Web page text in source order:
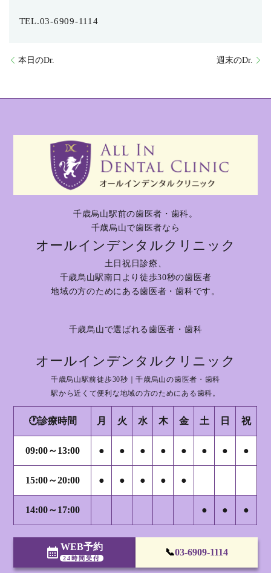
TEL.03-6909-1114
本日のDr. 週末のDr.
千歳烏山駅前の歯医者・歯科。
千歳烏山で歯医者なら
オールインデンタルクリニック
土日祝日診療、
千歳烏山駅南口より徒歩30秒の歯医者
地域の方のためにある歯医者・歯科です。
千歳烏山で選ばれる歯医者・歯科
オールインデンタルクリニック
千歳烏山駅前徒歩30秒｜千歳烏山の歯医者・歯科
駅から近くて便利な地域の方のためにある歯科。
🕐診療時間 月 火 水 木 金 土 日 祝
09:00～13:00 ● ● ● ● ● ● ● ●
15:00～20:00 ● ● ● ● ●
14:00～17:00 ● ● ●
calendar_month WEB予約
24時間受付
📞03-6909-1114